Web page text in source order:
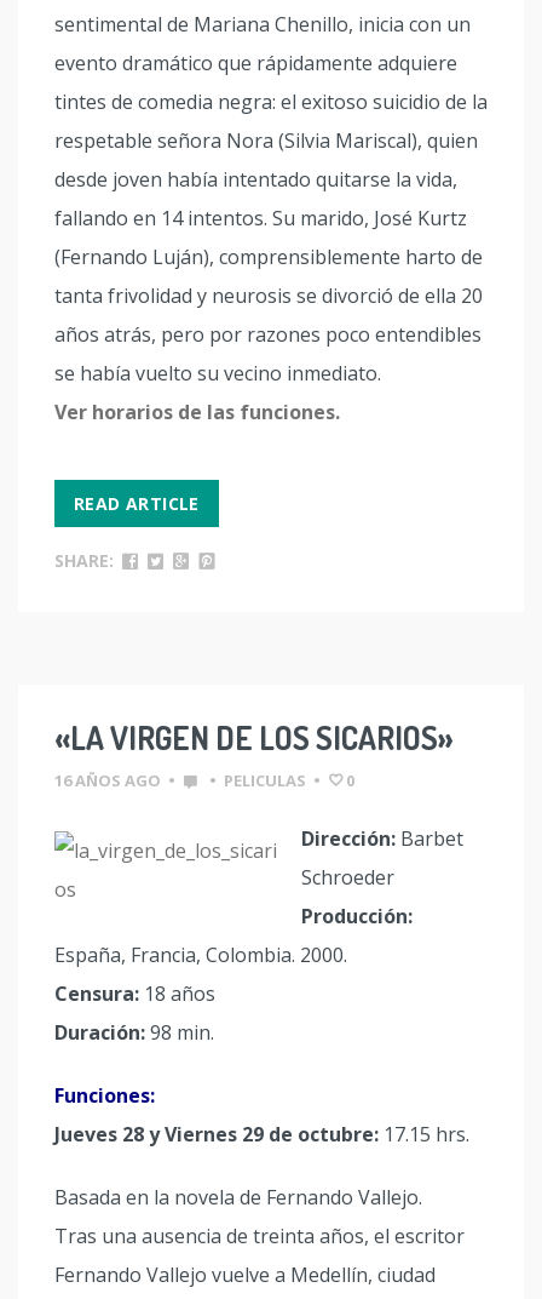
sentimental de Mariana Chenillo, inicia con un
evento dramático que rápidamente adquiere
tintes de comedia negra: el exitoso suicidio de la
respetable señora Nora (Silvia Mariscal), quien
desde joven había intentado quitarse la vida,
fallando en 14 intentos. Su marido, José Kurtz
(Fernando Luján), comprensiblemente harto de
tanta frivolidad y neurosis se divorció de ella 20
años atrás, pero por razones poco entendibles
se había vuelto su vecino inmediato.
Ver horarios de las funciones.
READ ARTICLE
SHARE:
«LA VIRGEN DE LOS SICARIOS»
16 AÑOS AGO • • PELICULAS • 0
Dirección: Barbet
Schroeder
Producción:
España, Francia, Colombia. 2000.
Censura: 18 años
Duración:98 min.
Funciones:
Jueves 28 y Viernes 29 de octubre: 17.15 hrs.
Basada en la novela de Fernando Vallejo.
Tras una ausencia de treinta años, el escritor
Fernando Vallejo vuelve a Medellín, ciudad